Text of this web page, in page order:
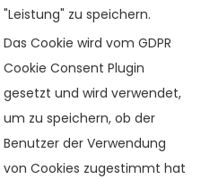
"Leistung" zu speichern.
Das Cookie wird vom GDPR
Cookie Consent Plugin
gesetzt und wird verwendet,
um zu speichern, ob der
Benutzer der Verwendung
von Cookies zugestimmt hat